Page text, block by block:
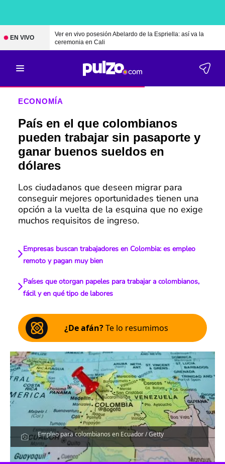
EN VIVO
Ver en vivo posesión Abelardo de la Espriella: así va la
ceremonia en Cali
ECONOMÍA
País en el que colombianos
pueden trabajar sin pasaporte y
ganar buenos sueldos en
dólares
Los ciudadanos que deseen migrar para
conseguir mejores oportunidades tienen una
opción a la vuelta de la esquina que no exige
muchos requisitos de ingreso.
Empresas buscan trabajadores en Colombia: es empleo
remoto y pagan muy bien
Países que otorgan papeles para trabajar a colombianos,
fácil y en qué tipo de labores
¿De afán?Te lo resumimos
Empleo para colombianos en Ecuador / Getty
Escucha el artículo